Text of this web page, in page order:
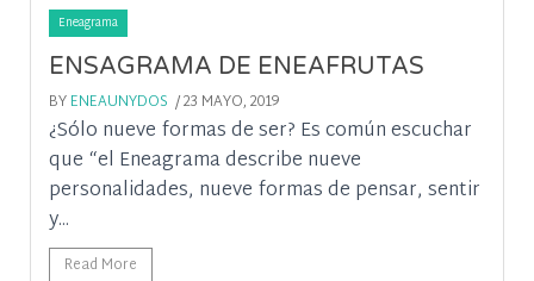
Eneagrama
ENSAGRAMA DE ENEAFRUTAS
BYENEAUNYDOS / 23 MAYO, 2019
¿Sólo nueve formas de ser? Es común escuchar
que “el Eneagrama describe nueve
personalidades, nueve formas de pensar, sentir
y...
Read More